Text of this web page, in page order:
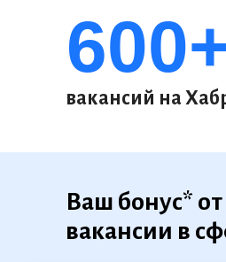
вакансий на
Ваш бонус*
вакансии в